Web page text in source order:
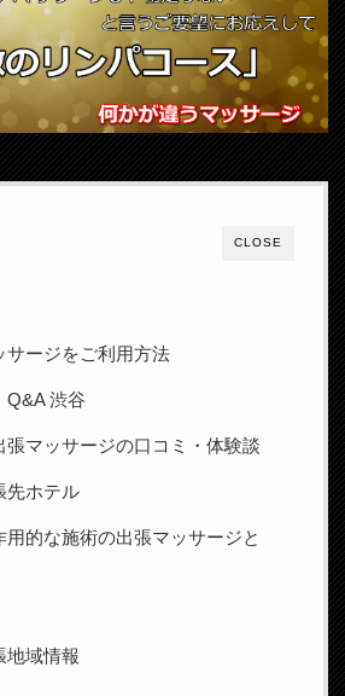
CLOSE
サージをご利用方法
渋谷
張マッサージの口コミ・体験談
先ホテル
用的な施術の出張マッサージと
地域情報